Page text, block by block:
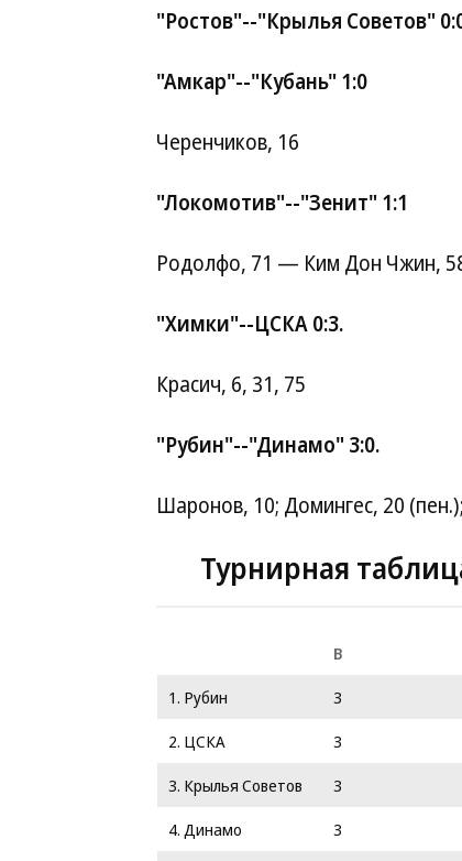
"Ростов"--"Крылья Советов"
"Амкар"--"Кубань" 1:0
Черенчиков, 16
"Локомотив"--"Зенит" 1:1
Родолфо, 71 — Ким Дон Чжин,
"Химки"--ЦСКА 0:3.
Красич, 6, 31, 75
"Рубин"--"Динамо" 3:0.
Шаронов, 10; Домингес, 20
Турнирная
В
1. Рубин
3
2. ЦСКА
3
3. Крылья Советов
3
4. Динамо
3